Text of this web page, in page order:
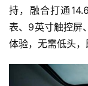
持，融合打通
表、9英寸触控屏
体验，无需低头，